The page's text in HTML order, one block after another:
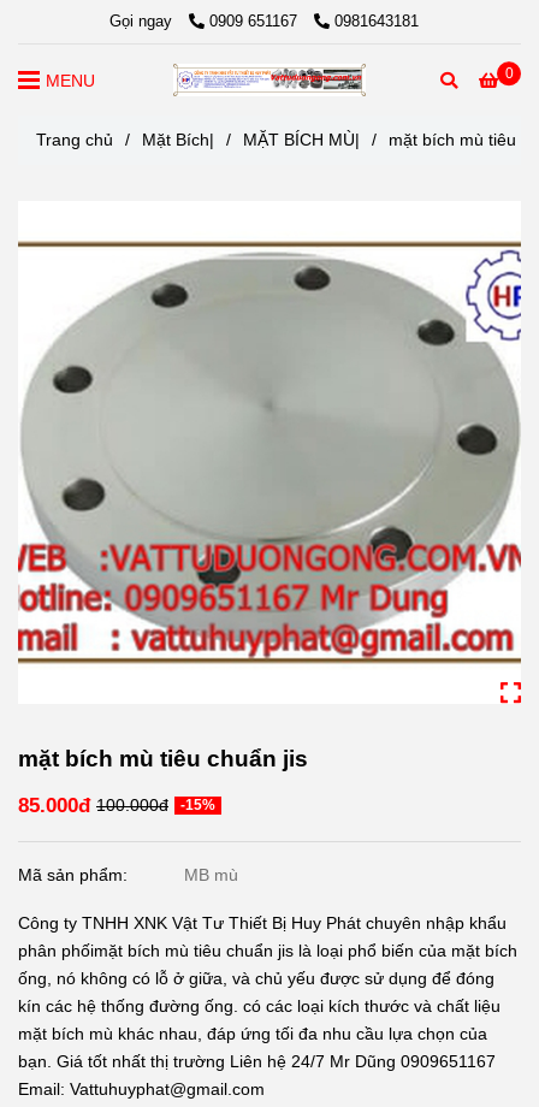
Gọi ngay 0909 651167 0981643181
0
MENU
Trang chủ / Mặt Bích| / MẶT BÍCH MÙ| / mặt bích mù tiêu
mặt bích mù tiêu chuẩn jis
85.000đ 100.000đ -15%
Mã sản phẩm: MB mù
Công ty TNHH XNK Vật Tư Thiết Bị Huy Phát chuyên nhập khẩu
phân phốimặt bích mù tiêu chuẩn jis là loại phổ biến của mặt bích
ống, nó không có lỗ ở giữa, và chủ yếu được sử dụng để đóng
kín các hệ thống đường ống. có các loại kích thước và chất liệu
mặt bích mù khác nhau, đáp ứng tối đa nhu cầu lựa chọn của
bạn. Giá tốt nhất thị trường Liên hệ 24/7 Mr Dũng 0909651167
Email: Vattuhuyphat@gmail.com